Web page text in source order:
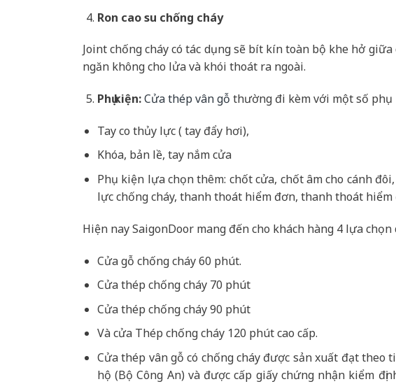
Ron cao su chống cháy
Joint chống cháy có tác dụng sẽ bít kín toàn bộ khe hở
ngăn không cho lửa và khói thoát ra ngoài.
Phụ kiện:Cửa thép vân gỗ thường đi kèm với một số phụ
Tay co thủy lực ( tay đẩy hơi),
Khóa, bản lề, tay nắm cửa
Phụ kiện lựa chọn thêm: chốt cửa, chốt âm cho cánh
lực chống cháy, thanh thoát hiểm đơn, thanh thoát
Hiện nay SaigonDoor mang đến cho khách hàng 4 lựa chọn
Cửa gỗ chống cháy 60 phút.
Cửa thép chống cháy 70 phút
Cửa thép chống cháy 90 phút
Và cửa Thép chống cháy 120 phút cao cấp.
Cửa thép vân gỗ có chống cháy được sản xuất đạt theo
hộ (Bộ Công An) và được cấp giấy chứng nhận kiểm